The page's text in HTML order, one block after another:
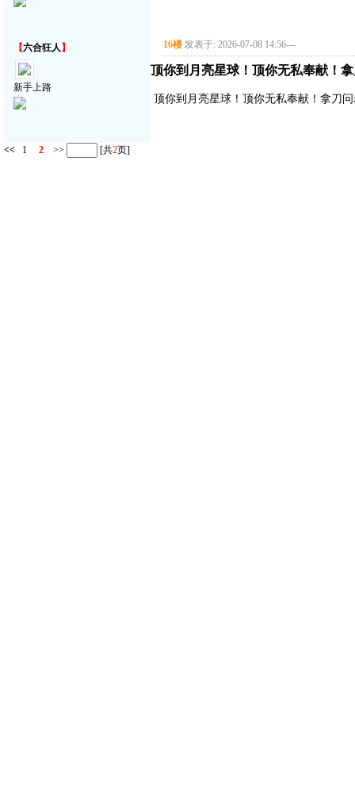
【六合狂人 】
新手上路
16楼 发表于: 2026-07-08 14:56---
顶你到月亮星球！顶你无私奉献！
顶你到月亮星球！顶你无私奉献！拿刀
<< 1 2 >> [共2页]